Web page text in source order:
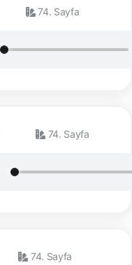
74. Sayfa
74. Sayfa
74. Sayfa